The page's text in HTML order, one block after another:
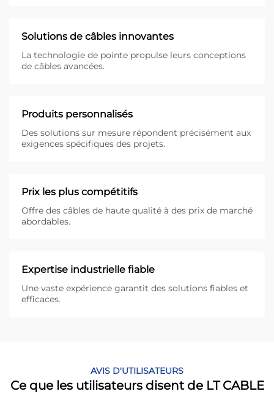
Solutions de câbles innovantes
La technologie de pointe propulse leurs conceptions
de câbles avancées.
Produits personnalisés
Des solutions sur mesure répondent précisément aux
exigences spécifiques des projets.
Prix les plus compétitifs
Offre des câbles de haute qualité à des prix de marché
abordables.
Expertise industrielle fiable
Une vaste expérience garantit des solutions fiables et
efficaces.
AVIS D'UTILISATEURS
Ce que les utilisateurs disent de LT CABLE